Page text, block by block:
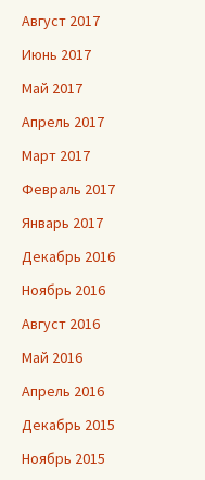
Август 2017
Июнь 2017
Май 2017
Апрель 2017
Март 2017
Февраль 2017
Январь 2017
Декабрь 2016
Ноябрь 2016
Август 2016
Май 2016
Апрель 2016
Декабрь 2015
Ноябрь 2015